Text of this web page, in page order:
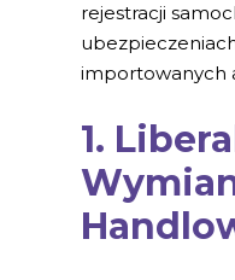
rejestracji
importowanych
1.